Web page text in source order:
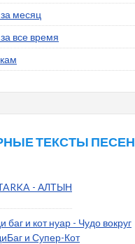
месяц
все время
ТЕКСТЫ ПЕСЕН
- АЛТЫН
баг и кот нуар - Чудо вокруг
и Супер-Кот